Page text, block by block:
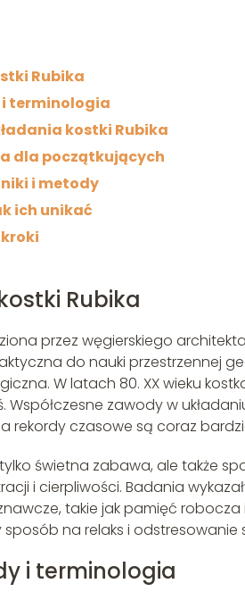
Rubika
terminologia
kostki Rubika
dla początkujących
i metody
ich unikać
Rubika
przez węgierskiego
do nauki przestrzennej
W latach 80. XX wieku
zawody w
rekordy czasowe są coraz
tylko świetna zabawa, ale także
i cierpliwości. Badania
takie jak pamięć
na relaks i odstresowanie
i terminologia